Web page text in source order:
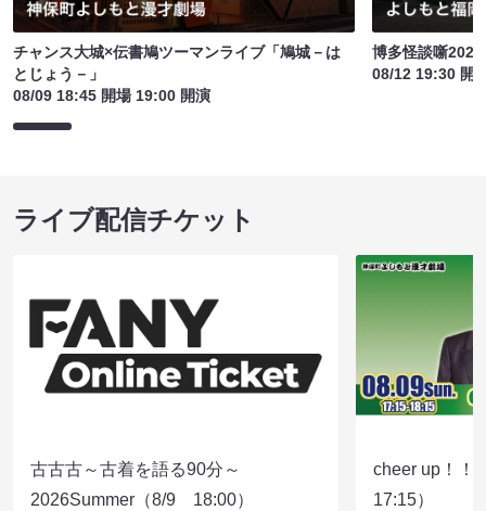
チャンス大城×伝書鳩ツーマンライブ「鳩城－は
とじょう－」
08/09 18:45 開場 19:00 開演
博多怪談噺2026
08/12 19:30 開
ライブ配信チケット
古古古～古着を語る90分～
2026Summer（8/9 18:00）
cheer up！
17:15）